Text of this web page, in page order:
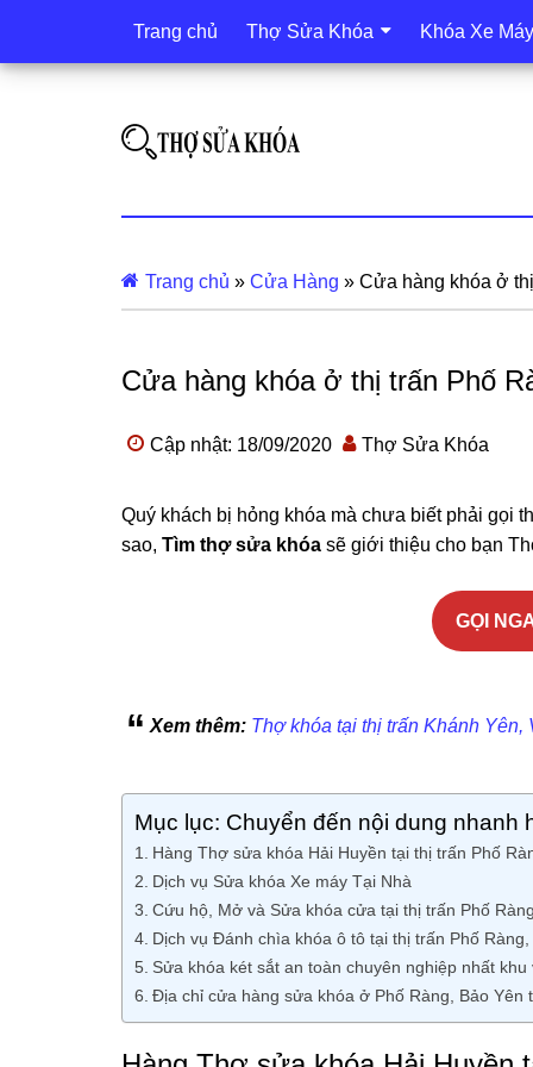
Trang chủ Thợ Sửa Khóa Khóa Xe Máy
Trang chủ » Cửa Hàng » Cửa hàng khóa ở
Cửa hàng khóa ở thị trấn Phố
Cập nhật: 18/09/2020 Thợ Sửa Khóa
Quý khách bị hỏng khóa mà chưa biết phải gọi
sao, Tìm thợ sửa khóa sẽ giới thiệu cho bạn
GỌI
Xem thêm: Thợ khóa tại thị trấn Khánh Yên,
Mục lục: Chuyển đến nội dung nhanh
Hàng Thợ sửa khóa Hải Huyền tại thị trấn Phố
Dịch vụ Sửa khóa Xe máy Tại Nhà
Cứu hộ, Mở và Sửa khóa cửa tại thị trấn Phố
Dịch vụ Đánh chìa khóa ô tô tại thị trấn Phố
Sửa khóa két sắt an toàn chuyên nghiệp nhất khu
Địa chỉ cửa hàng sửa khóa ở Phố Ràng, Bảo Yên